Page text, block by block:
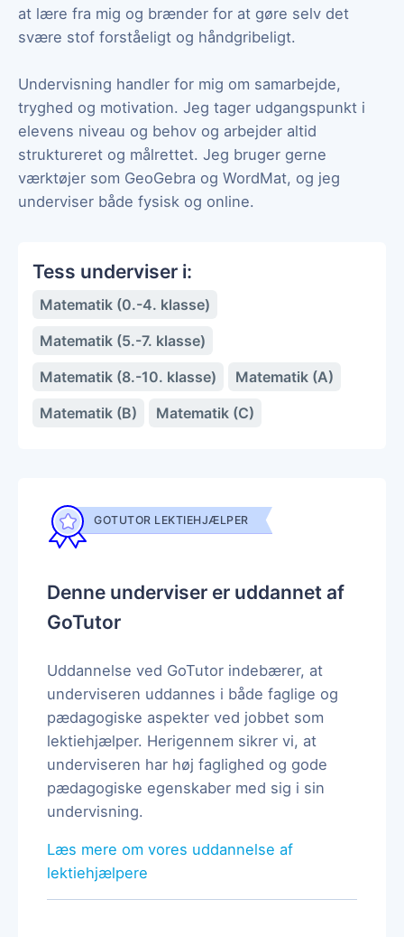
at lære fra mig og brænder for at gøre selv det
svære stof forståeligt og håndgribeligt.
Undervisning handler for mig om samarbejde,
tryghed og motivation. Jeg tager udgangspunkt i
elevens niveau og behov og arbejder altid
struktureret og målrettet. Jeg bruger gerne
værktøjer som GeoGebra og WordMat, og jeg
underviser både fysisk og online.
Tess underviser i:
Matematik (0.-4. klasse)
Matematik (5.-7. klasse)
Matematik (8.-10. klasse)
Matematik (A)
Matematik (B)
Matematik (C)
GOTUTOR LEKTIEHJÆLPER
Denne underviser er uddannet af
GoTutor
Uddannelse ved GoTutor indebærer, at
underviseren uddannes i både faglige og
pædagogiske aspekter ved jobbet som
lektiehjælper. Herigennem sikrer vi, at
underviseren har høj faglighed og gode
pædagogiske egenskaber med sig i sin
undervisning.
Læs mere om vores uddannelse af
lektiehjælpere